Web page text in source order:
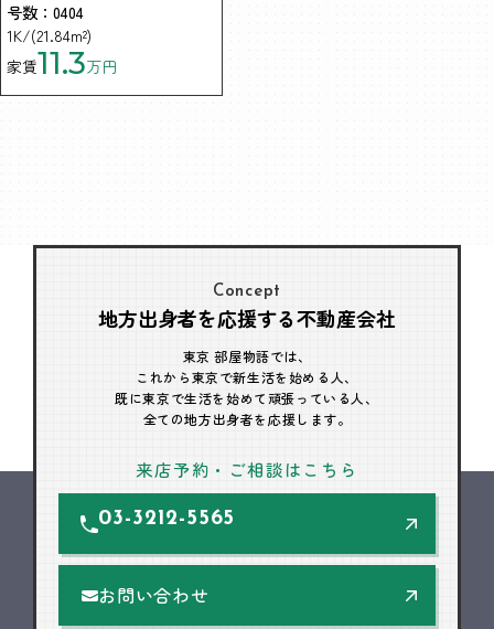
号数：0404
1K/(21.84m²)
家賃11.3万円
Concept
地方出身者を応援する不動産会社
東京 部屋物語では、
これから東京で新生活を始める人、
既に東京で生活を始めて頑張っている人、
全ての地方出身者を応援します。
来店予約・ご相談はこちら
03-3212-5565
お問い合わせ